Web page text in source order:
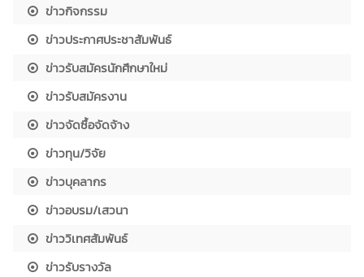
ข่าวกิจกรรม
ข่าวประกาศประชาสัมพันธ์
ข่าวรับสมัครนักศึกษาใหม่
ข่าวรับสมัครงาน
ข่าวจัดซื้อจัดจ้าง
ข่าวทุน/วิจัย
ข่าวบุคลากร
ข่าวอบรม/เสวนา
ข่าววิเทศสัมพันธ์
ข่าวรับรางวัล